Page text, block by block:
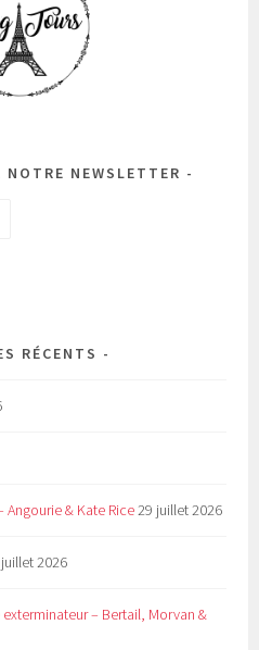
NEWSLETTER
RÉCENTS
Angourie & Kate Rice29 juillet 2026
2026
exterminateur – Bertail, Morvan &